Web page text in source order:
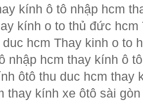
kính ô tô nhập hcm
kính o to thủ đức
duc hcm Thay kinh o to
nhập hcm thay kính ô
ôtô thu duc hcm thay
thay kính xe ôtô sài